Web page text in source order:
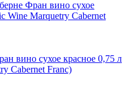
вино сухое красное 0,75 л
Cabernet Franc)